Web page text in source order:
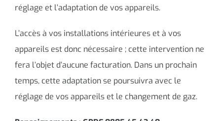
réglage et l’adaptation de vos appareils.
L’accès à vos installations intérieures et à vos
appareils est donc nécessaire ; cette intervention ne
fera l’objet d’aucune facturation. Dans un prochain
temps, cette adaptation se poursuivra avec le
réglage de vos appareils et le changement de gaz.